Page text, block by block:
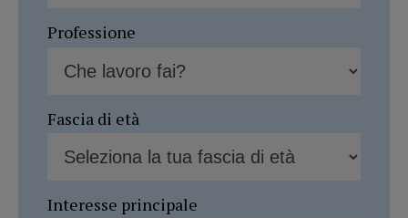
Professione
Fascia di età
Interesse principale